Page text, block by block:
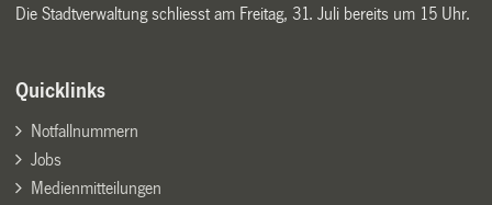
Die Stadtverwaltung schliesst am Freitag, 31. Juli bereits um 15 Uhr.
Quicklinks
Notfallnummern
Jobs
Medienmitteilungen